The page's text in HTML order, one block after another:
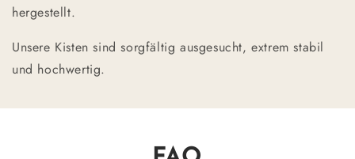
hergestellt.
Unsere Kisten sind sorgfältig ausgesucht, extrem stabil
und hochwertig.